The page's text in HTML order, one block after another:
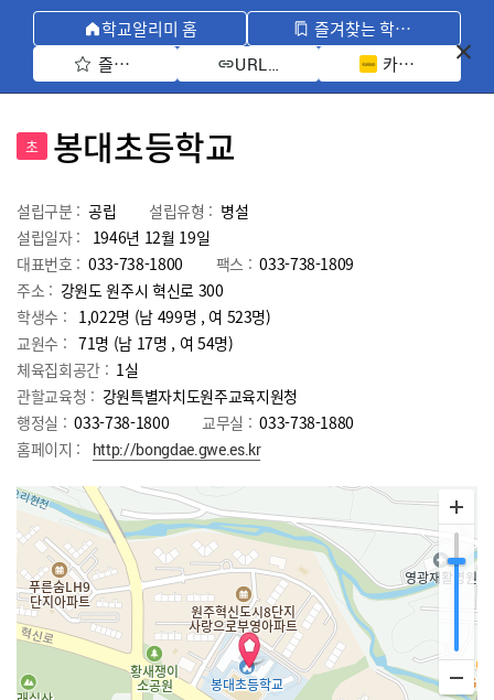
학교알리미 홈
즐겨찾는 학교 모아보기
즐겨찾기 선택
URL 복사 카카오톡 공유
초 봉대초등학교
설립구분 : 공립 설립유형 : 병설
설립일자 :
1946년 12월 19일
대표번호 : 033-738-1800 팩스 : 033-738-1809
주소 : 강원도 원주시 혁신로 300
학생수 : 1,022명 (남 499명 , 여 523명)
교원수 : 71명 (남 17명 , 여 54명)
체육집회공간 : 1실
관할교육청 : 강원특별자치도원주교육지원청
행정실 : 033-738-1800 교무실 : 033-738-1880
홈페이지 :
http://bongdae.gwe.es.kr